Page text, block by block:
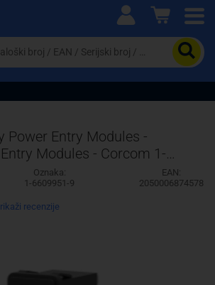
asortiman proizvoda i
Power Entry Modules -
Modules - Corcom 1-
Oznaka:
1-6609951-9
EAN:
2050006874578
recenzije